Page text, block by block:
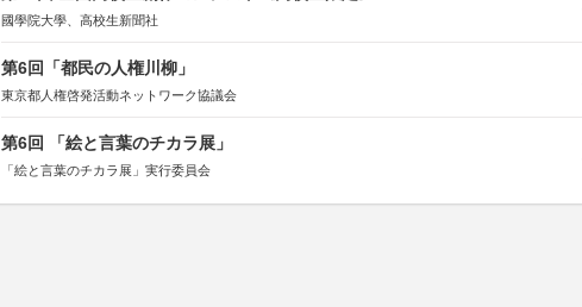
國學院大學、高校生新聞社
第6回「都民の人権川柳」
東京都人権啓発活動ネットワーク協議会
第6回 「絵と言葉のチカラ展」
「絵と言葉のチカラ展」実行委員会